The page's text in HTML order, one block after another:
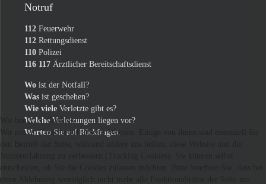
Notruf
112 Feuerwehr
112 Rettungsdienst
110 Polizei
116 117 Ärztlicher Bereitschaftsdienst
Wo ist der Notfall?
Was ist geschehen?
Wie viele Verletzte gibt es?
Welche Verletzungen liegen vor?
Warten Sie auf Rückfragen!
Wir benutzen Cookies
Wir nutzen Cookies auf unserer Website. Einige von ihnen sind essenziell für
einer Ablehnung womöglich nicht mehr alle Funktionalitäten der Seite zur